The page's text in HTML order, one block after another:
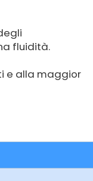
fluidità.
e alla maggior